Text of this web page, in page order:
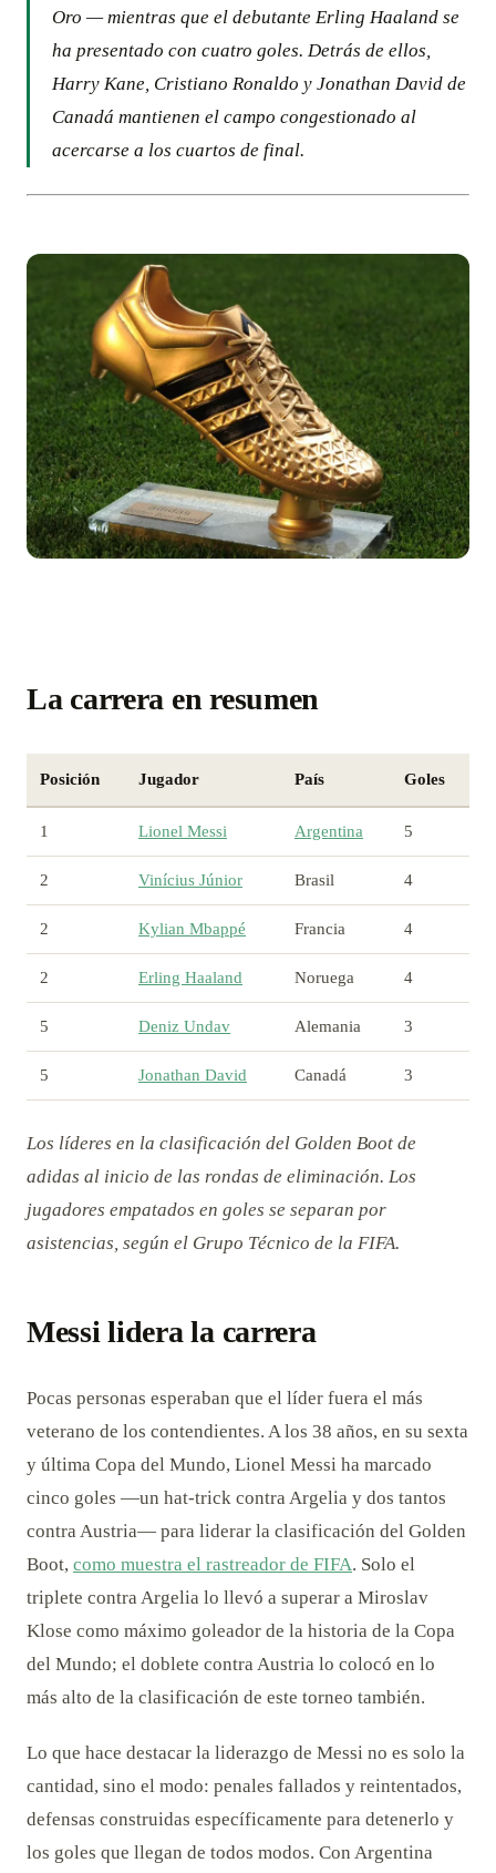
Oro — mientras que el debutante Erling Haaland se
ha presentado con cuatro goles. Detrás de ellos,
Harry Kane, Cristiano Ronaldo y Jonathan David de
Canadá mantienen el campo congestionado al
acercarse a los cuartos de final.
La carrera en resumen
Posición Jugador País Goles
1 Lionel Messi Argentina 5
2 Vinícius Júnior Brasil 4
2 Kylian Mbappé Francia 4
2 Erling Haaland Noruega 4
5 Deniz Undav Alemania 3
5 Jonathan David Canadá 3
Los líderes en la clasificación del Golden Boot de
adidas al inicio de las rondas de eliminación. Los
jugadores empatados en goles se separan por
asistencias, según el Grupo Técnico de la FIFA.
Messi lidera la carrera
Pocas personas esperaban que el líder fuera el más
veterano de los contendientes. A los 38 años, en su sexta
y última Copa del Mundo, Lionel Messi ha marcado
cinco goles —un hat-trick contra Argelia y dos tantos
contra Austria— para liderar la clasificación del Golden
Boot, como muestra el rastreador de FIFA. Solo el
triplete contra Argelia lo llevó a superar a Miroslav
Klose como máximo goleador de la historia de la Copa
del Mundo; el doblete contra Austria lo colocó en lo
más alto de la clasificación de este torneo también.
Lo que hace destacar la liderazgo de Messi no es solo la
cantidad, sino el modo: penales fallados y reintentados,
defensas construidas específicamente para detenerlo y
los goles que llegan de todos modos. Con Argentina